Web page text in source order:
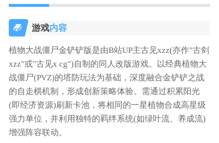
游戏内容
植物大战僵尸金铲铲版是由B站UP主古见xzz(亦作"古剑
xzz"或"古见x cg")自制的同人改版游戏。以经典植物大
战僵尸(PVZ)的塔防玩法为基础，深度融合金铲铲之战
的自走棋机制，形成创新策略体验。需通过积累阳光
(即经济资源)刷新卡池，将相同的一星植物合成高星级
强力单位，并利用独特的羁绊系统(如绿叶流、养成流)
增强阵容联动。